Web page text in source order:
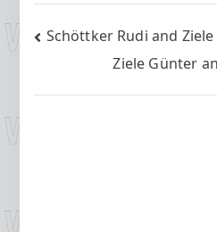
Schöttker Rudi and Ziele
Ziele Günter